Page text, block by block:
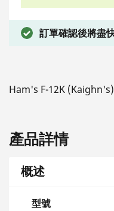
訂單確認後將盡
Ham's F-12K
產品詳情
概述
型號